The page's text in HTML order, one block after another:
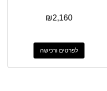
₪2,160
לפרטים ורכישה